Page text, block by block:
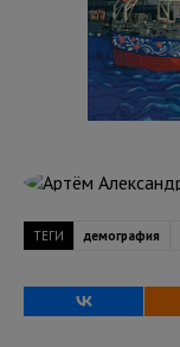
ТЕГИ демография